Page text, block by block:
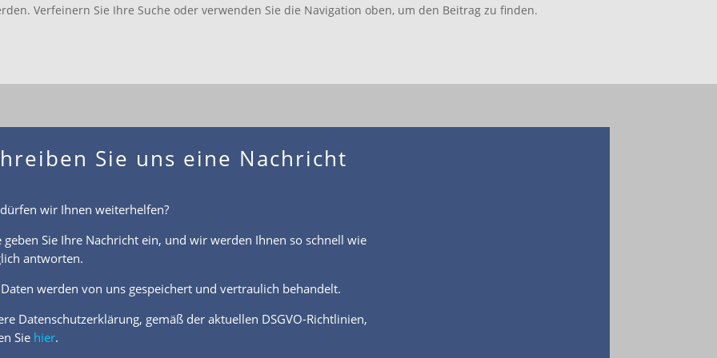
Verfeinern Sie Ihre Suche oder verwenden Sie die Navigation oben, um den Beitrag zu finden.
Sie uns eine Nachricht
wir Ihnen weiterhelfen?
geben Sie Ihre Nachricht ein, und wir werden Ihnen so schnell wie
antworten.
werden von uns gespeichert und vertraulich behandelt.
Datenschutzerklärung, gemäß der aktuellen DSGVO-Richtlinien,
Siehier.